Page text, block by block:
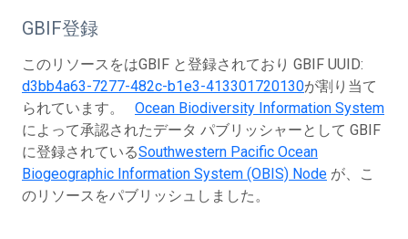
GBIF登録
このリソースをはGBIF と登録されており GBIF UUID:
d3bb4a63-7277-482c-b1e3-413301720130が割り当て
られています。 Ocean Biodiversity Information System
によって承認されたデータ パブリッシャーとして GBIF
に登録されているSouthwestern Pacific Ocean
Biogeographic Information System (OBIS) Node が、こ
のリソースをパブリッシュしました。